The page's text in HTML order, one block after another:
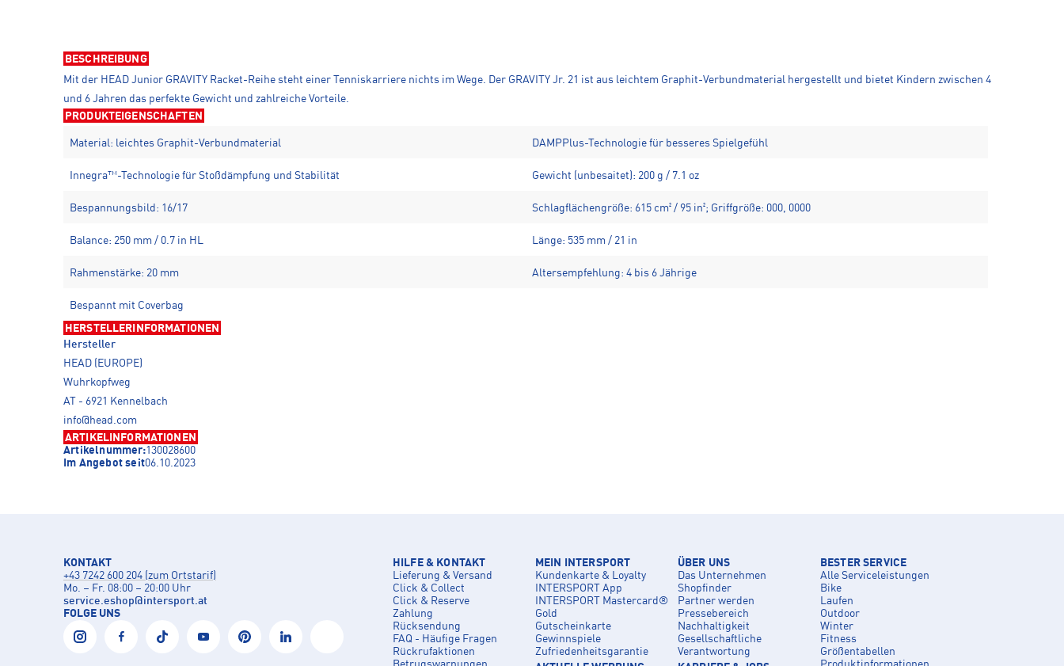
BESCHREIBUNG
Mit der HEAD Junior GRAVITY Racket-Reihe steht einer Tenniskarriere nichts im Wege. Der GRAVITY Jr. 21 ist aus leichtem Graphit-Verbundmaterial hergestellt und bietet Kindern zwischen 4
und 6 Jahren das perfekte Gewicht und zahlreiche Vorteile.
PRODUKTEIGENSCHAFTEN
Material: leichtes Graphit-Verbundmaterial DAMPPlus-Technologie für besseres Spielgefühl
Innegra™-Technologie für Stoßdämpfung und Stabilität Gewicht (unbesaitet): 200 g / 7.1 oz
Bespannungsbild: 16/17 Schlagflächengröße: 615 cm² / 95 in²; Griffgröße: 000, 0000
Balance: 250 mm / 0.7 in HL Länge: 535 mm / 21 in
Rahmenstärke: 20 mm Altersempfehlung: 4 bis 6 Jährige
Bespannt mit Coverbag
HERSTELLERINFORMATIONEN
Hersteller
HEAD (EUROPE)
Wuhrkopfweg
AT - 6921 Kennelbach
info@head.com
ARTIKELINFORMATIONEN
Artikelnummer:130028600
Im Angebot seit06.10.2023
KONTAKT
+43 7242 600 204 (zum Ortstarif)
Mo. – Fr. 08:00 – 20:00 Uhr
service.eshop@intersport.at
FOLGE UNS
HILFE & KONTAKT
Lieferung & Versand
Click & Collect
Click & Reserve
Zahlung
Rücksendung
FAQ - Häufige Fragen
Rückrufaktionen
MEIN INTERSPORT
Kundenkarte & Loyalty
INTERSPORT App
INTERSPORT Mastercard®
Gold
Gutscheinkarte
Gewinnspiele
Zufriedenheitsgarantie
ÜBER UNS
Das Unternehmen
Shopfinder
Partner werden
Pressebereich
Nachhaltigkeit
Gesellschaftliche
Verantwortung
BESTER SERVICE
Alle Serviceleistungen
Bike
Laufen
Outdoor
Winter
Fitness
Größentabellen